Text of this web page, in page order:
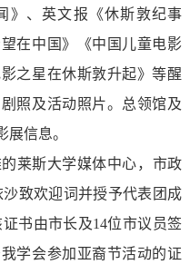
》、英文报《休斯敦纪事
在中国》《中国儿童电影
之星在休斯敦升起》等醒
照及活动照片。总领馆及
信息。
莱斯大学媒体中心，市政
致欢迎词并授予代表团成
书由市长及14位市议员签
学会参加亚裔节活动的证